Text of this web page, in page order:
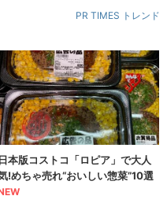
PR TIMES トレンド